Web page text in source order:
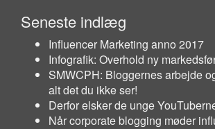
Seneste indlæg
Influencer Marketing anno 2017
Infografik: Overhold ny
SMWCPH: Bloggernes arbejde
alt det du ikke ser!
Derfor elsker de unge
Når corporate blogging møder